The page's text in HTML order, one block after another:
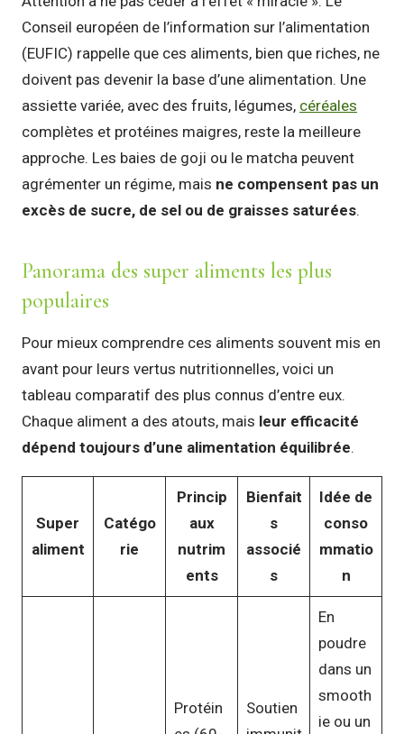
Conseil européen de l’information sur l’alimentation
(EUFIC) rappelle que ces aliments, bien que riches, ne
doivent pas devenir la base d’une alimentation. Une
assiette variée, avec des fruits, légumes, céréales
complètes et protéines maigres, reste la meilleure
approche. Les baies de goji ou le matcha peuvent
agrémenter un régime, mais ne compensent pas un
excès de sucre, de sel ou de graisses saturées.
Panorama des super aliments les plus
populaires
Pour mieux comprendre ces aliments souvent mis en
avant pour leurs vertus nutritionnelles, voici un
tableau comparatif des plus connus d’entre eux.
Chaque aliment a des atouts, mais leur efficacité
dépend toujours d’une alimentation équilibrée.
Super
aliment
Catégo
rie
Princip
aux
nutrim
ents
Bienfait
s
associé
s
Idée de
conso
mmatio
n
Protéin
Soutien
En
poudre
dans un
smooth
ie ou un